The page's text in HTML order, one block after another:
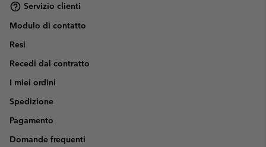
Servizio clienti
Modulo di contatto
Resi
Recedi dal contratto
I miei ordini
Spedizione
Pagamento
Domande frequenti